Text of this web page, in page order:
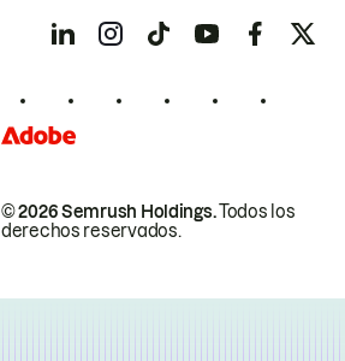
© 2026 Semrush Holdings.Todos los
derechos reservados.